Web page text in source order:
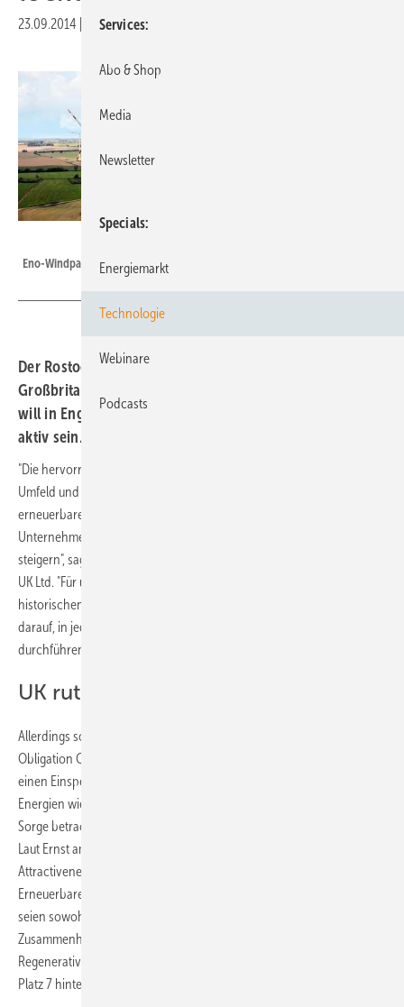
23.09.2014 Druckvorschau
Eno-Windpark in Stäbelow.
Der Rostocker Windturbinenbauer und Planer hat
Großbritannien eine Niederlassung eröffnet. Die Firma
will in England, Schottland, Wales, Nordirland und Irland
aktiv sein. Sitz der Eno Energy UK Ltd. ist Birmingham.
"Die hervorragenden Windverhältnisse, ein stabiles wirtschaftliches
Umfeld und das bewährte Vergütungssystem für Strom aus
erneuerbaren Energien werden zu einem langfristigen
Unternehmenswachstum beitragen und Eno´s Wettbewerbsfähigkeit
steigern", sagt Matias Baigorria Heise, Geschäftsführer der Eno Energy
UK Ltd. "Für uns sind alle auf den britischen Inseln präsenten
historischen Nationen Teile einer großen Windfamilie. Wir freuen uns
darauf, in jeder der Regionen Kooperationen initiieren und
durchführen zu können", sagt Heise.
UK rutscht im Attraktivitätsindex ab
Allerdings soll das bisherige Vergütungssystem der ROCs (Renewable
Obligation Certificate) in den nächsten Jahren schrittweise durch
einen Einspeisetarif ersetzt werden, der auch vermeintliche saubere
Energien wie Atomkraft fördert. In der Branche wird das allgemein mit
Sorge betrachtet. Ohnehin ist derzeit nicht alles so rosig auf der Insel.
Laut Ernst amp; Youngs neuem Renewable Energy Country
Attractiveness Index (RECAI) sind dort die Investitionen in
Erneuerbaren auf ein Fünf-Jahres-Tief gefallen. Die Gründe dafür
seien sowohl im eigenen Land zu finden als auch in internationalen
Zusammenhängen. Auf dem Index gehören die ersten Plätze der
Regenerativinvestitionen China, USA und Deutschland. Uk liegt auf
Platz 7 hinter Indien, einen Platz schlechter als im letzten Jahr.
Services
Abo & Shop
Media
Newsletter
Specials
Energiemarkt
Technologie
Webinare
Podcasts